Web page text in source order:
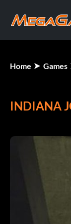
Home Games
INDIANA